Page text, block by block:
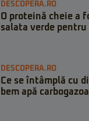
DESCOPERA.RO
O proteină cheie a
salata verde pentru
DESCOPERA.RO
Ce se întâmplă cu
bem apă